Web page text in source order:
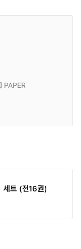
PAPER
세트 (전16권)